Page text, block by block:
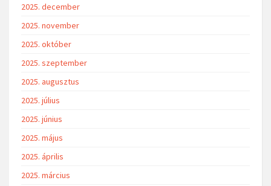
2025. december
2025. november
2025. október
2025. szeptember
2025. augusztus
2025. július
2025. június
2025. május
2025. április
2025. március